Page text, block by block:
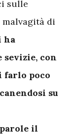
sulle
malvagità di
ha
sevizie, con
farlo poco
su
parole il